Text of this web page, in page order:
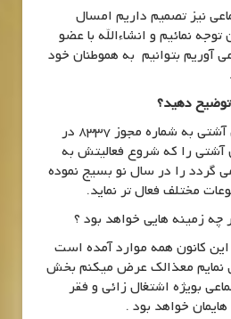
نیز تصمیم داریم امسال
نمائیم و انشاءالله با عضو
آوریم بتوانیم به هموطنان خود
دهید؟
موسسه فرهنگی هنری آشتی به شماره مجوز 8337 در
آشتی را که شروع فعالیتش به
سال 1380 بر می گردد را در سال نو بسیج نموده
مختلف فعال تر نماید.
چه زمینه هایی خواهد بود ؟
کانون همه موارد آمده است
نمایم معذالک عرض میکنم بخش
بویژه اشتغال زائی و فقر
خواهد بود .